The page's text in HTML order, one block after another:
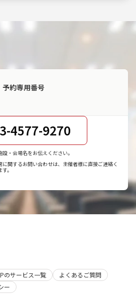
予約専用番号
4577-9270
・会場名をお伝えください。
関するお問い合わせは、主催者様に直接ご連絡く
。
のサービス一覧
よくあるご質問
ー